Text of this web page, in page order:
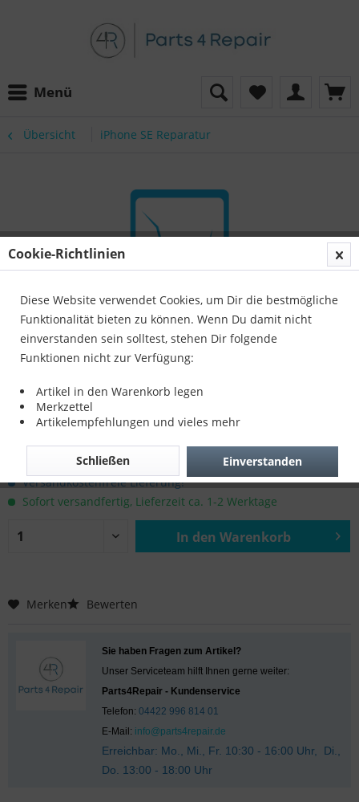
Menü
Übersicht iPhone SE Reparatur
79,00 € *
zzgl. Versandkosten
Versandkostenfreie Lieferung!
Sofort versandfertig, Lieferzeit ca. 1-2 Werktage
In den Warenkorb
Merken Bewerten
Sie haben Fragen zum Artikel?
Unser Serviceteam hilft Ihnen gerne weiter:
Parts4Repair - Kundenservice
Telefon: 04422 996 814 01
E-Mail: info@parts4repair.de
Erreichbar: Mo., Mi., Fr. 10:30 - 16:00 Uhr, Di.,
Do. 13:00 - 18:00 Uhr
Cookie-Richtlinien
Diese Website verwendet Cookies, um Dir die bestmögliche
Funktionalität bieten zu können. Wenn Du damit nicht
einverstanden sein solltest, stehen Dir folgende
Funktionen nicht zur Verfügung:
Artikel in den Warenkorb legen
Merkzettel
Artikelempfehlungen und vieles mehr
Einverstanden
Schließen